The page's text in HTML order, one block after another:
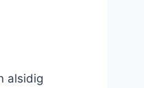
alsidig